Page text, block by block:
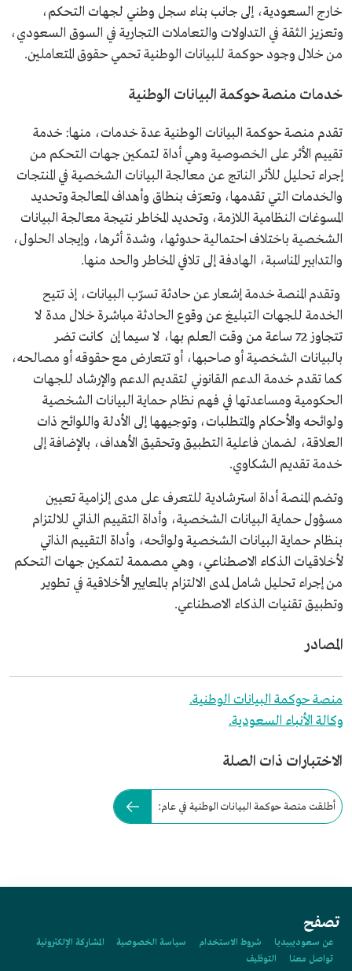
خارج السعودية، إلى جانب بناء سجل وطني لجهات التحكم،
وتعزيز الثقة في التداولات والتعاملات التجارية في السوق السعودي،
من خلال وجود حوكمة للبيانات الوطنية تحمي حقوق المتعاملين.
خدمات منصة حوكمة البيانات الوطنية
تقدم منصة حوكمة البيانات الوطنية عدة خدمات، منها: خدمة
تقييم الأثر على الخصوصية وهي أداة لتمكين جهات التحكم من
إجراء تحليل للأثر الناتج عن معالجة البيانات الشخصية في المنتجات
والخدمات التي تقدمها، وتعرّف بنطاق وأهداف المعالجة وتحديد
المسوغات النظامية اللازمة، وتحديد المخاطر نتيجة معالجة البيانات
الشخصية باختلاف احتمالية حدوثها، وشدة أثرها، وإيجاد الحلول،
والتدابير المناسبة، الهادفة إلى تلافي المخاطر والحد منها.
وتقدم المنصة خدمة إشعار عن حادثة تسرّب البيانات، إذ تتيح
الخدمة للجهات التبليغ عن وقوع الحادثة مباشرة خلال مدة لا
تتجاوز 72 ساعة من وقت العلم بها، لا سيما إن كانت تضر
بالبيانات الشخصية أو صاحبها، أو تتعارض مع حقوقه أو مصالحه،
كما تقدم خدمة الدعم القانوني لتقديم الدعم والإرشاد للجهات
الحكومية ومساعدتها في فهم نظام حماية البيانات الشخصية
ولوائحه والأحكام والمتطلبات، وتوجيهها إلى الأدلة واللوائح ذات
العلاقة، لضمان فاعلية التطبيق وتحقيق الأهداف، بالإضافة إلى
خدمة تقديم الشكاوي.
وتضم المنصة أداة استرشادية للتعرف على مدى إلزامية تعيين
مسؤول حماية البيانات الشخصية، وأداة التقييم الذاتي للالتزام
بنظام حماية البيانات الشخصية ولوائحه، وأداة التقييم الذاتي
لأخلاقيات الذكاء الاصطناعي، وهي مصممة لتمكين جهات التحكم
من إجراء تحليل شامل لمدى الالتزام بالمعايير الأخلاقية في تطوير
وتطبيق تقنيات الذكاء الاصطناعي.
المصادر
منصة حوكمة البيانات الوطنية.
وكالة الأنباء السعودية.
الاختبارات ذات الصلة
أطلقت منصة حوكمة البيانات الوطنية في عام:
تصفح
عن سعوديبيديا شروط الاستخدام سياسة الخصوصية
المشاركة الإلكترونية
تواصل معنا
التوظيف